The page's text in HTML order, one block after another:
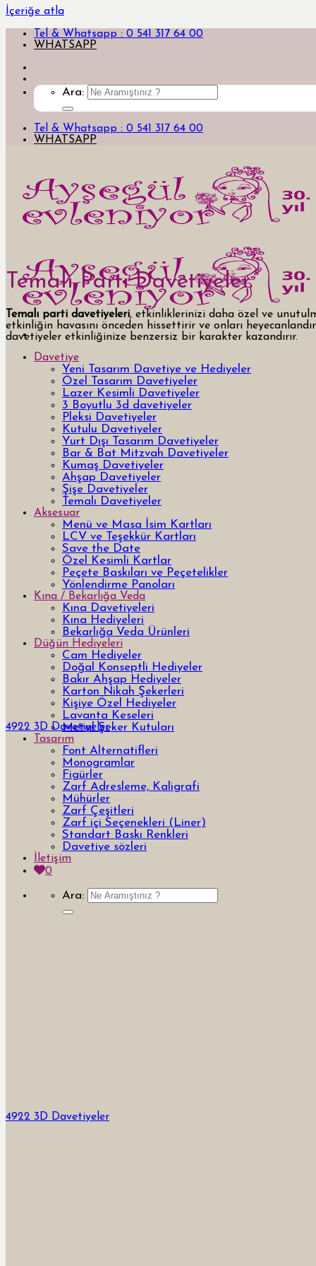
İçeriğe atla
Tel & Whatsapp : 0 541 317 64 00
WHATSAPP
Ara:
Tel & Whatsapp : 0 541 317 64 00
WHATSAPP
Davetiye
Yeni Tasarım Davetiye ve Hediyeler
Özel Tasarım Davetiyeler
Lazer Kesimli Davetiyeler
3 Boyutlu 3d davetiyeler
Pleksi Davetiyeler
Kutulu Davetiyeler
Yurt Dışı Tasarım Davetiyeler
Bar & Bat Mitzvah Davetiyeler
Kumaş Davetiyeler
Ahşap Davetiyeler
Şişe Davetiyeler
Temalı Davetiyeler
Aksesuar
Menü ve Masa İsim Kartları
LCV ve Teşekkür Kartları
Save the Date
Özel Kesimli Kartlar
Peçete Baskıları ve Peçetelikler
Yönlendirme Panoları
Kına / Bekarlığa Veda
Kına Davetiyeleri
Kına Hediyeleri
Bekarlığa Veda Ürünleri
Düğün Hediyeleri
Cam Hediyeler
Doğal Konseptli Hediyeler
Bakır Ahşap Hediyeler
Karton Nikah Şekerleri
Kişiye Özel Hediyeler
Lavanta Keseleri
Metal Şeker Kutuları
Tasarım
Font Alternatifleri
Monogramlar
Figürler
Zarf Adresleme, Kaligrafi
Mühürler
Zarf Çeşitleri
Zarf içi Seçenekleri (Liner)
Standart Baskı Renkleri
Davetiye sözleri
İletişim
0
Ara:
Temalı Parti Davetiyeler
Temalı parti davetiyeleri, etkinliklerinizi daha özel ve
etkinliğin havasını önceden hissettirir ve onları
davetiyeler etkinliğinize benzersiz bir karakter kazandırır.
4922 3D Davetiyeler
4922 3D Davetiyeler